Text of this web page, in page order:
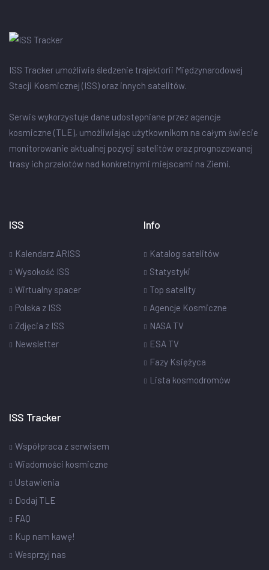
ISS Tracker umożliwia śledzenie trajektorii Międzynarodowej
Stacji Kosmicznej (ISS) oraz innych satelitów.
Serwis wykorzystuje dane udostępniane przez agencje
kosmiczne (TLE), umożliwiając użytkownikom na całym świecie
monitorowanie aktualnej pozycji satelitów oraz prognozowanej
trasy ich przelotów nad konkretnymi miejscami na Ziemi.
ISS
Kalendarz ARISS
Wysokość ISS
Wirtualny spacer
Polska z ISS
Zdjęcia z ISS
Newsletter
Info
Katalog satelitów
Statystyki
Top satelity
Agencje Kosmiczne
NASA TV
ESA TV
Fazy Księżyca
Lista kosmodromów
ISS Tracker
Współpraca z serwisem
Wiadomości kosmiczne
Ustawienia
Dodaj TLE
FAQ
Kup nam kawę!
Wesprzyj nas